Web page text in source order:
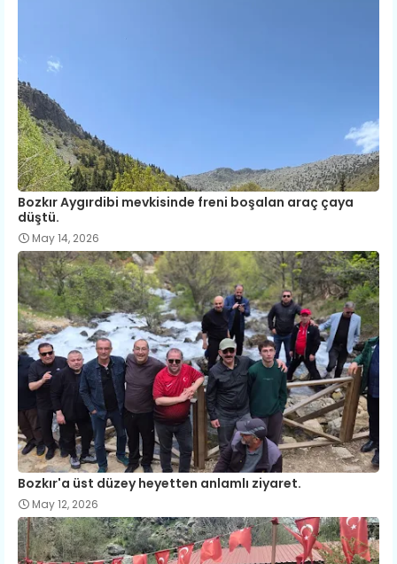
Bozkır Aygırdibi mevkisinde freni boşalan araç çaya
düştü.
May 14, 2026
Bozkır'a üst düzey heyetten anlamlı ziyaret.
May 12, 2026